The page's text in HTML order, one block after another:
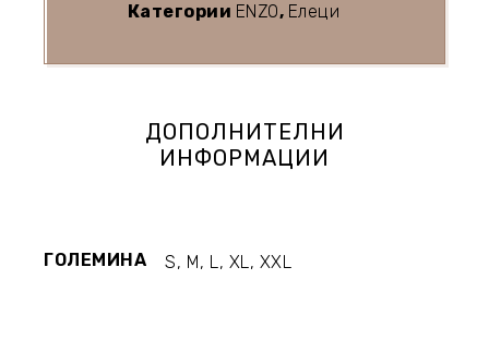
Категории ENZO, Елеци
ДОПОЛНИТЕЛНИ
ИНФОРМАЦИИ
ГОЛЕМИНА S, M, L, XL, XXL